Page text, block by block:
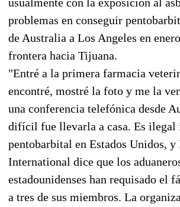
problemas en conseguir
de Australia a Los Angeles en
frontera hacia Tijuana.
"Entré a la primera farmacia
encontré, mostré la foto y me la
una conferencia telefónica desde
difícil fue llevarla a casa. Es
pentobarbital en Estados Unidos,
International dice que los
estadounidenses han requisado el
a tres de sus miembros. La